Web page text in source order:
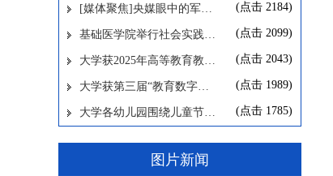
[媒体聚焦]央媒眼中的军… (点击 2184)
基础医学院举行社会实践… (点击 2099)
大学获2025年高等教育教… (点击 2043)
大学获第三届“教育数字… (点击 1989)
大学各幼儿园围绕儿童节… (点击 1785)
图片新闻